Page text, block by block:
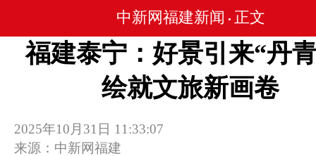
中新网福建新闻 • 正文
福建泰宁：好景引来“丹
绘就文旅新画卷
2025年10月31日 11:33:07
来源：中新网福建